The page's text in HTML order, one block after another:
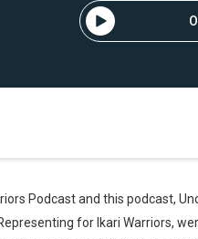
Podcast and this podcast,
for Ikari Warriors,